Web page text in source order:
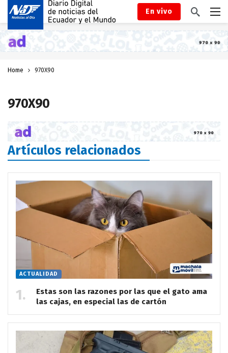
En vivo
Home 970X90
970X90
Artículos relacionados
ACTUALIDAD
Estas son las razones por las que el gato ama
las cajas, en especial las de cartón